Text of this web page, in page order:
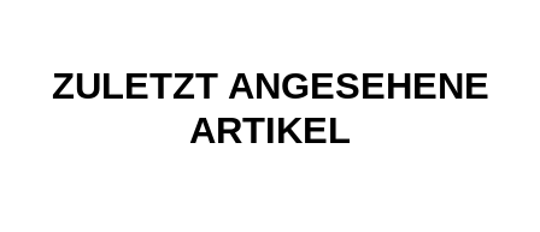
ZULETZT ANGESEHENE
ARTIKEL